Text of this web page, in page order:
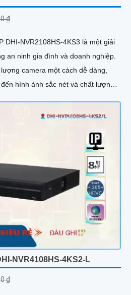
₫
DHI-NVR2108HS-4KS3 là một giải
an ninh gia đình và doanh nghiệp.
camera một cách dễ dàng,
hình ảnh sắc nét và chất lượng
NVR4108HS-4KS2-L
₫